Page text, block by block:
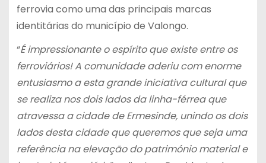
ferrovia como uma das principais marcas
identitárias do município de Valongo.
“É impressionante o espírito que existe entre os
ferroviários! A comunidade aderiu com enorme
entusiasmo a esta grande iniciativa cultural que
se realiza nos dois lados da linha-férrea que
atravessa a cidade de Ermesinde, unindo os dois
lados desta cidade que queremos que seja uma
referência na elevação do património material e